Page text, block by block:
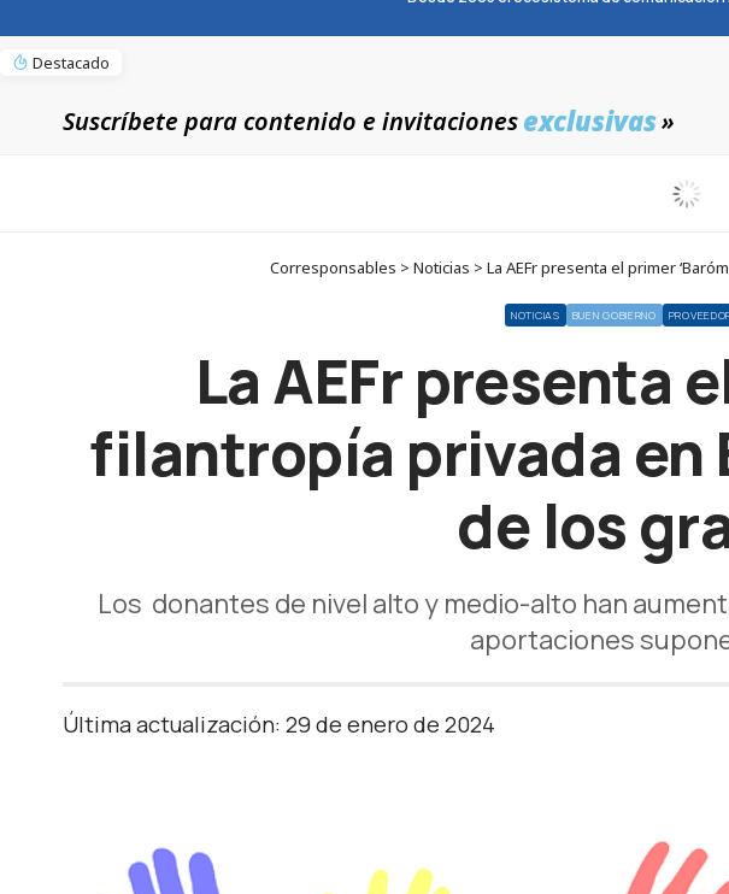
Destacado
Suscríbete para contenido e invitacionesexclusivas»
Corresponsables > Noticias > La AEFr presenta el primer
NOTICIAS BUEN GOBIERNO
La AEFr presenta
filantropía privada en
de los
Los donantes de nivel alto y medio-alto han
aportaciones
Última actualización: 29 de enero de 2024